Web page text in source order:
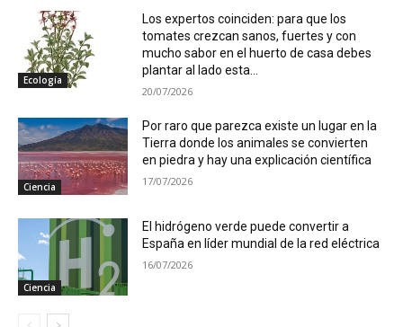
Ecología
Los expertos coinciden: para que los
tomates crezcan sanos, fuertes y con
mucho sabor en el huerto de casa debes
plantar al lado esta...
20/07/2026
Ciencia
Por raro que parezca existe un lugar en la
Tierra donde los animales se convierten
en piedra y hay una explicación científica
17/07/2026
Ciencia
El hidrógeno verde puede convertir a
España en líder mundial de la red eléctrica
16/07/2026